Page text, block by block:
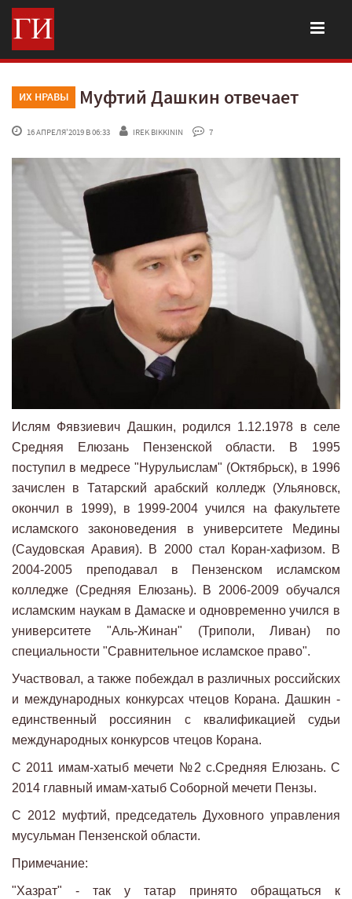
ИХ НРАВЫ Муфтий Дашкин отвечает
16 АПРЕЛЯ'2019 В 06:33 IREK BIKKININ 7
Ислям Фявзиевич Дашкин, родился 1.12.1978 в селе
Средняя Елюзань Пензенской области. В 1995
поступил в медресе "Нурульислам" (Октябрьск), в 1996
зачислен в Татарский арабский колледж (Ульяновск,
окончил в 1999), в 1999-2004 учился на факультете
исламского законоведения в университете Медины
(Саудовская Аравия). В 2000 стал Коран-хафизом. В
2004-2005 преподавал в Пензенском исламском
колледже (Средняя Елюзань). В 2006-2009 обучался
исламским наукам в Дамаске и одновременно учился в
университете "Аль-Жинан" (Триполи, Ливан) по
специальности "Сравнительное исламское право".
Участвовал, а также побеждал в различных российских
и международных конкурсах чтецов Корана. Дашкин -
единственный россиянин с квалификацией судьи
международных конкурсов чтецов Корана.
С 2011 имам-хатыб мечети №2 с.Средняя Елюзань. С
2014 главный имам-хатыб Соборной мечети Пензы.
С 2012 муфтий, председатель Духовного управления
мусульман Пензенской области.
Примечание:
"Хазрат" - так у татар принято обращаться к